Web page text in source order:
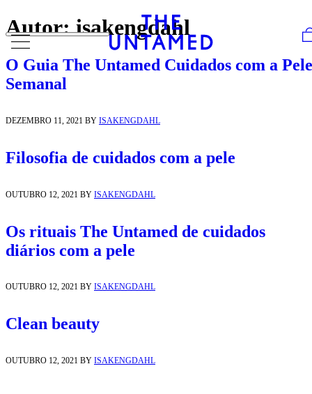
Skip to content
Autor:isakengdahl
O Guia The Untamed Cuidados com a Pele
Semanal
DEZEMBRO 11, 2021 BY ISAKENGDAHL
Filosofia de cuidados com a pele
OUTUBRO 12, 2021 BY ISAKENGDAHL
Os rituais The Untamed ​de cuidados
diários com a pele
OUTUBRO 12, 2021 BY ISAKENGDAHL
Clean beauty
OUTUBRO 12, 2021 BY ISAKENGDAHL